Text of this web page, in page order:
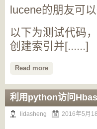
lucene的朋友可
以下为测试代码
创建索引并[......]
Read more
利用python访问
lidasheng 2016年5月